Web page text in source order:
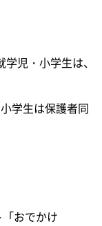
児・小学生は、
学生は保護者同
おでかけ